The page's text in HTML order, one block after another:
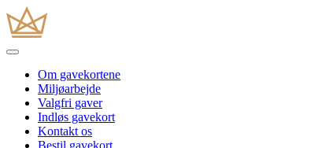
Om gavekortene
Miljøarbejde
Valgfri gaver
Indløs gavekort
Kontakt os